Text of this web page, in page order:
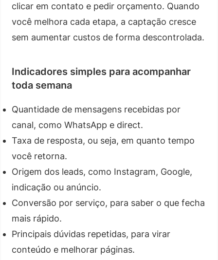
clicar em contato e pedir orçamento. Quando
você melhora cada etapa, a captação cresce
sem aumentar custos de forma descontrolada.
Indicadores simples para acompanhar
toda semana
Quantidade de mensagens recebidas por
canal, como WhatsApp e direct.
Taxa de resposta, ou seja, em quanto tempo
você retorna.
Origem dos leads, como Instagram, Google,
indicação ou anúncio.
Conversão por serviço, para saber o que fecha
mais rápido.
Principais dúvidas repetidas, para virar
conteúdo e melhorar páginas.